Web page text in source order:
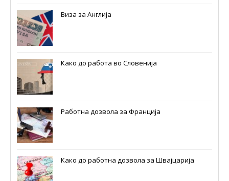
Виза за Англија
Како до работа во Словенија
Работна дозвола за Франција
Како до работна дозвола за Швајцарија